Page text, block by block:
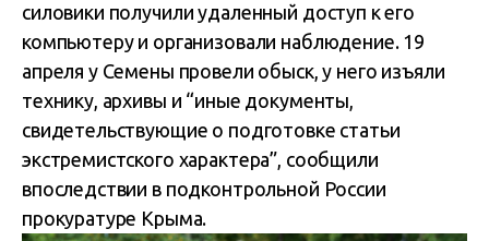
силовики получили удаленный доступ к его
компьютеру и организовали наблюдение. 19
апреля у Семены провели обыск, у него изъяли
технику, архивы и “иные документы,
свидетельствующие о подготовке статьи
экстремистского характера”, сообщили
впоследствии в подконтрольной России
прокуратуре Крыма.